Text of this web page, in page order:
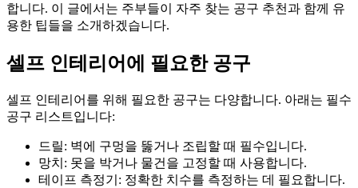
합니다. 이 글에서는 주부들이 자주 찾는 공구 추천과 함께 유
용한 팁들을 소개하겠습니다.
셀프 인테리어에 필요한 공구
셀프 인테리어를 위해 필요한 공구는 다양합니다. 아래는 필수
공구 리스트입니다:
드릴: 벽에 구멍을 뚫거나 조립할 때 필수입니다.
망치: 못을 박거나 물건을 고정할 때 사용합니다.
테이프 측정기: 정확한 치수를 측정하는 데 필요합니다.